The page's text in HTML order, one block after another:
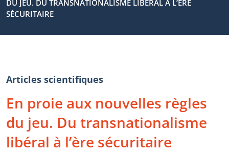
DU JEU. DU TRANSNATIONALISME LIBÉRAL À L’ÈRE
SÉCURITAIRE
Articles scientifiques
En proie aux nouvelles règles
du jeu. Du transnationalisme
libéral à l’ère sécuritaire